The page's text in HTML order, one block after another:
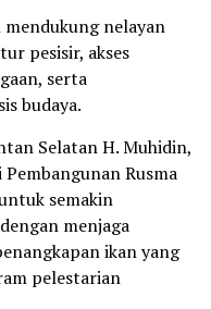
nelayan
pesisir, akses
serta
budaya.
Selatan H. Muhidin,
Rusma
semakin
menjaga
ikan yang
pelestarian